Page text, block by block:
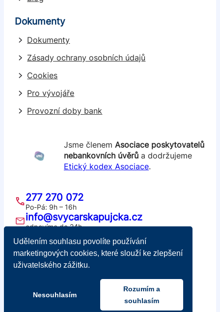
Dokumenty
Dokumenty
Zásady ochrany osobních údajů
Cookies
Pro vývojáře
Provozní doby bank
Jsme členem Asociace poskytovatelů
nebankovních úvěrůa dodržujeme
Etický kodex Asociace.
277 270 072
Po-Pá: 9h – 16h
info@svycarskapujcka.cz
odpovíme do 24h
Švýcarská půjčka
Školská 689/20, 110 00 Praha 1
IČ: 05421721, DIČ: CZ05421721
ŠVÝCARSKÁ
Udělením souhlasu povolíte používání
marketingových cookies, které slouží ke zlepšení
uživatelského zážitku.
Nesouhlasím
Rozumím a
souhlasím